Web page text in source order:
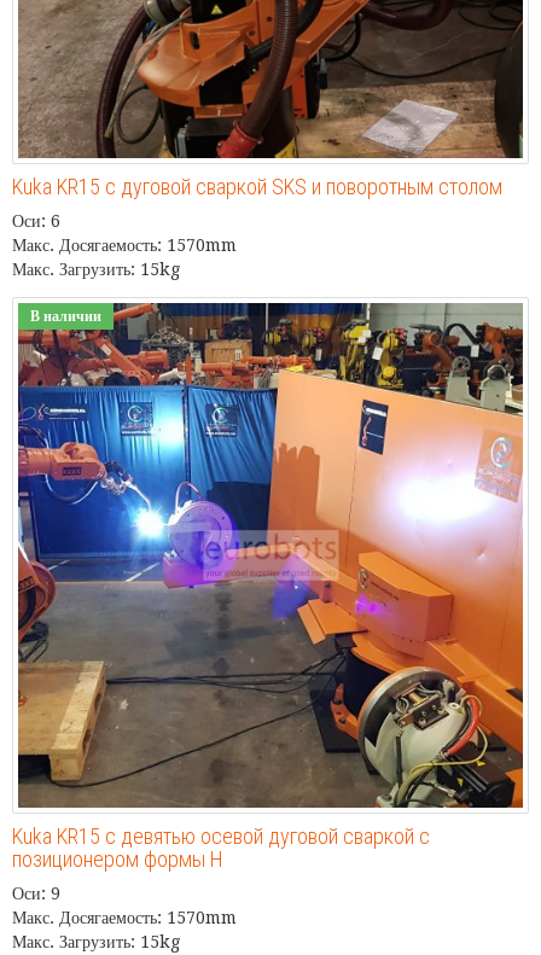
Kuka KR15 с дуговой сваркой SKS и поворотным столом
Оси: 6
Макс. Досягаемость: 1570mm
Макс. Загрузить: 15kg
В наличии
Kuka KR15 с девятью осевой дуговой сваркой с
позиционером формы H
Оси: 9
Макс. Досягаемость: 1570mm
Макс. Загрузить: 15kg